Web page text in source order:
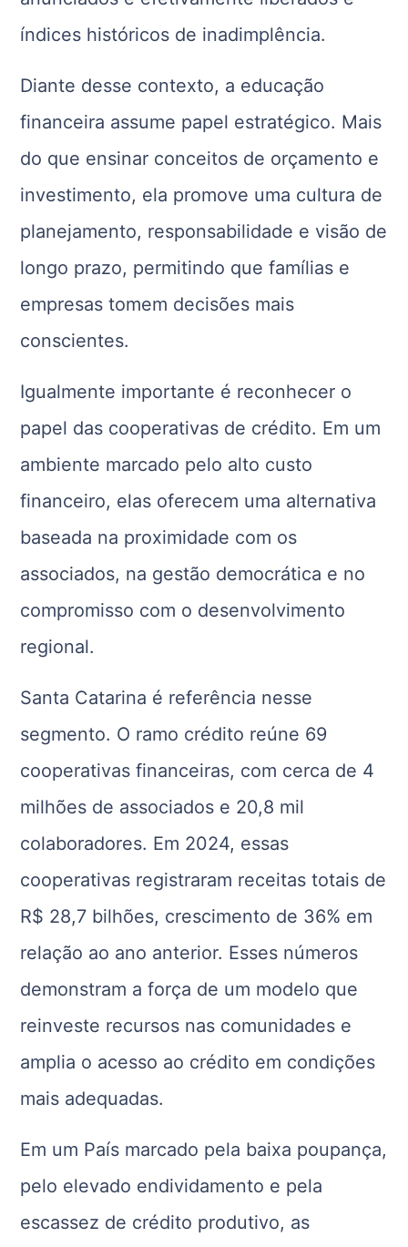
índices históricos de inadimplência.
Diante desse contexto, a educação
financeira assume papel estratégico. Mais
do que ensinar conceitos de orçamento e
investimento, ela promove uma cultura de
planejamento, responsabilidade e visão de
longo prazo, permitindo que famílias e
empresas tomem decisões mais
conscientes.
Igualmente importante é reconhecer o
papel das cooperativas de crédito. Em um
ambiente marcado pelo alto custo
financeiro, elas oferecem uma alternativa
baseada na proximidade com os
associados, na gestão democrática e no
compromisso com o desenvolvimento
regional.
Santa Catarina é referência nesse
segmento. O ramo crédito reúne 69
cooperativas financeiras, com cerca de 4
milhões de associados e 20,8 mil
colaboradores. Em 2024, essas
cooperativas registraram receitas totais de
R$ 28,7 bilhões, crescimento de 36% em
relação ao ano anterior. Esses números
demonstram a força de um modelo que
reinveste recursos nas comunidades e
amplia o acesso ao crédito em condições
mais adequadas.
Em um País marcado pela baixa poupança,
pelo elevado endividamento e pela
escassez de crédito produtivo, as